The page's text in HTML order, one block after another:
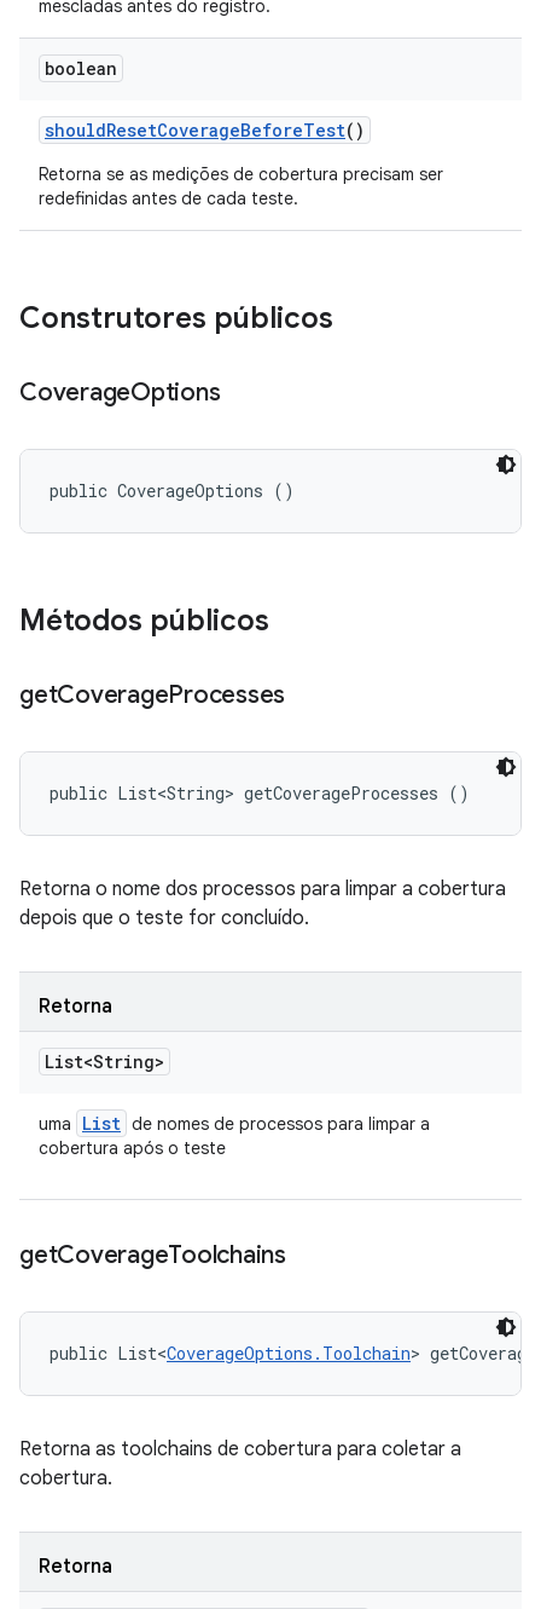
mescladas antes do registro.
boolean
shouldResetCoverageBeforeTest()
Retorna se as medições de cobertura precisam ser
redefinidas antes de cada teste.
Construtores públicos
CoverageOptions
public CoverageOptions ()
Métodos públicos
getCoverageProcesses
public List<String> getCoverageProcesses ()
Retorna o nome dos processos para limpar a cobertura
depois que o teste for concluído.
Retorna
List<String>
uma List de nomes de processos para limpar a
cobertura após o teste
getCoverageToolchains
public List<CoverageOptions.Toolchain>
Retorna as toolchains de cobertura para coletar a
cobertura.
Retorna